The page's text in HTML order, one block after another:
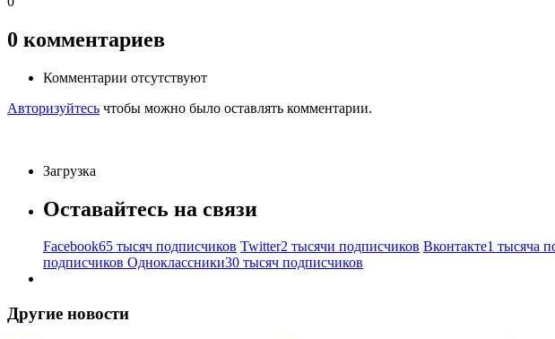
0 комментариев
Комментарии отсутствуют
Авторизуйтесь чтобы можно было оставлять комментарии.
Загрузка
Оставайтесь на связи
Facebook65 тысяч подписчиков Twitter2 тысячи подписчиков Вконтакте1 тысяча
подписчиков Одноклассники30 тысяч подписчиков
Другие новости